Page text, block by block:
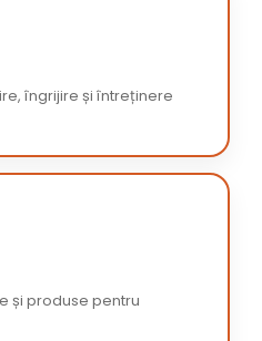
îngrijire și întreținere
și produse pentru